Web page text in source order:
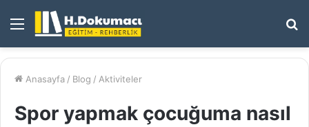
Menü
Anasayfa / Blog / Aktiviteler
Spor yapmak çocuğuma nasıl